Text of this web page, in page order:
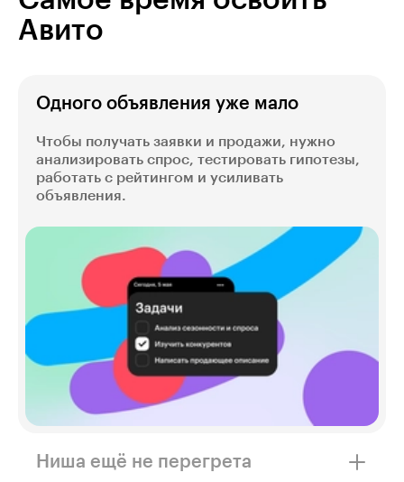
Авито
Одного объявления уже мало
Чтобы получать заявки и продажи, нужно
анализировать спрос, тестировать гипотезы,
работать с рейтингом и усиливать
объявления.
Ниша ещё не перегрета